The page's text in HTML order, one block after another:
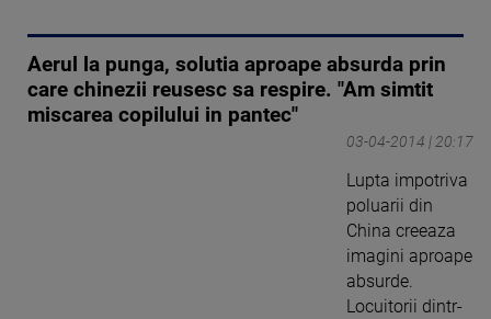
Aerul la punga, solutia aproape absurda prin
care chinezii reusesc sa respire. "Am simtit
miscarea copilului in pantec"
03-04-2014 | 20:17
Lupta impotriva
poluarii din
China creeaza
imagini aproape
absurde.
Locuitorii dintr-